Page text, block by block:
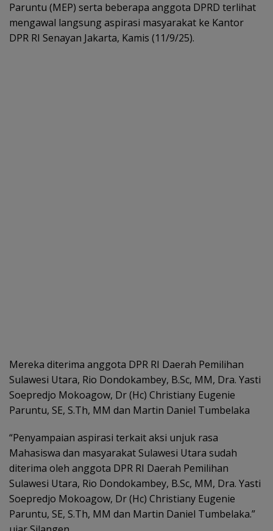
Paruntu (MEP) serta beberapa anggota DPRD terlihat
mengawal langsung aspirasi masyarakat ke Kantor
DPR RI Senayan Jakarta, Kamis (11/9/25).
Mereka diterima anggota DPR RI Daerah Pemilihan
Sulawesi Utara, Rio Dondokambey, B.Sc, MM, Dra. Yasti
Soepredjo Mokoagow, Dr (Hc) Christiany Eugenie
Paruntu, SE, S.Th, MM dan Martin Daniel Tumbelaka
“Penyampaian aspirasi terkait aksi unjuk rasa
Mahasiswa dan masyarakat Sulawesi Utara sudah
diterima oleh anggota DPR RI Daerah Pemilihan
Sulawesi Utara, Rio Dondokambey, B.Sc, MM, Dra. Yasti
Soepredjo Mokoagow, Dr (Hc) Christiany Eugenie
Paruntu, SE, S.Th, MM dan Martin Daniel Tumbelaka.”